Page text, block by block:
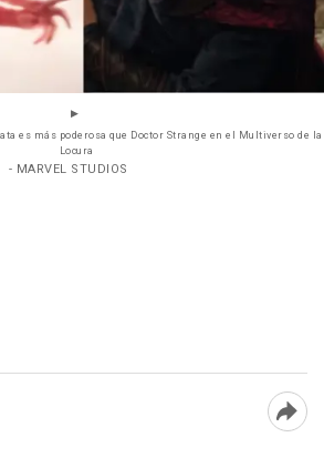
es más poderosa que Doctor Strange en el Multiverso de la
Locura
- MARVEL STUDIOS